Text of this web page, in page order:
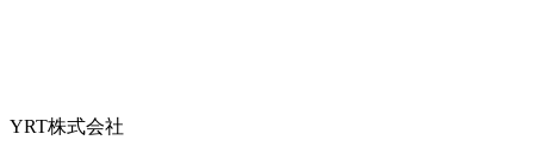
YRT株式会社